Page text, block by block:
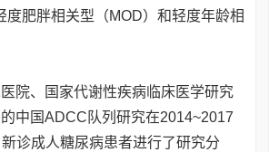
度肥胖相关型（MOD）和轻度年龄相
院、国家代谢性疾病临床医学研究
中国ADCC队列研究在2014~2017
诊成人糖尿病患者进行了研究分